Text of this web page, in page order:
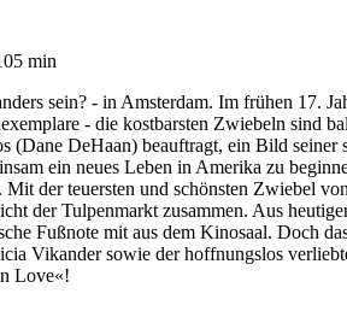
min
sein? - in Amsterdam. Im frühen 17.
- die kostbarsten Zwiebeln sind
(Dane DeHaan) beauftragt, ein Bild
ein neues Leben in Amerika zu
Mit der teuersten und schönsten Zwiebel
der Tulpenmarkt zusammen. Aus
Fußnote mit aus dem Kinosaal. Doch
Vikander sowie der hoffnungslos
Love«!